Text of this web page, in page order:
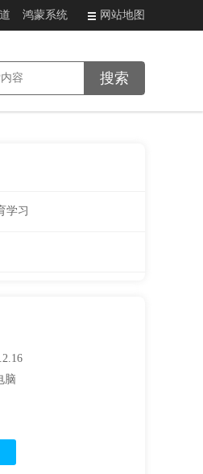
鸿蒙系统 网站地图
学习
脑